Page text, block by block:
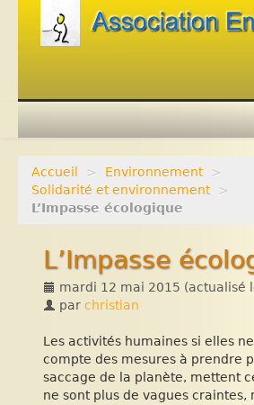
Agenda
Adhérer
Contacts
Liens
Accueil > Environnement
>
Solidarité et environnement
>
L’Impasse écologique
L’Impasse
mardi 12 mai 2015 (actualisé
par christian
Les activités humaines si elles
compte des mesures à prendre
saccage de la planète, mettent
ne sont plus de vagues craintes,